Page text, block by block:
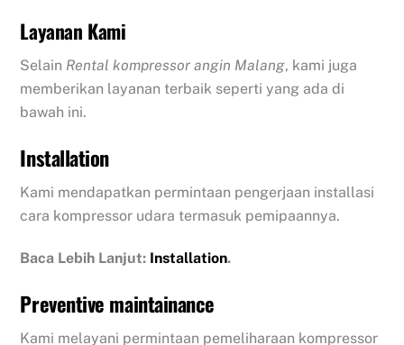
Layanan Kami
Selain Rental kompressor angin Malang, kami juga
memberikan layanan terbaik seperti yang ada di
bawah ini.
Installation
Kami mendapatkan permintaan pengerjaan installasi
cara kompressor udara termasuk pemipaannya.
Baca Lebih Lanjut: Installation.
Preventive maintainance
Kami melayani permintaan pemeliharaan kompressor